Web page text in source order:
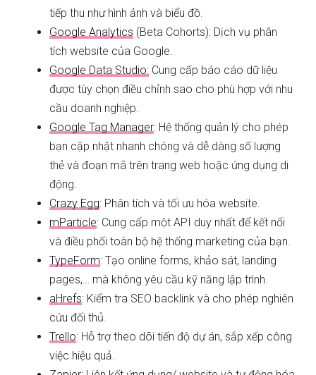
tiếp thu như hình ảnh và biểu đồ.
Google Analytics (Beta Cohorts): Dịch vụ phân
tích website của Google.
Google Data Studio: Cung cấp báo cáo dữ liệu
được tùy chọn điều chỉnh sao cho phù hợp với nhu
cầu doanh nghiệp.
Google Tag Manager: Hệ thống quản lý cho phép
bạn cập nhật nhanh chóng và dễ dàng số lượng
thẻ và đoạn mã trên trang web hoặc ứng dụng di
động.
Crazy Egg: Phân tích và tối ưu hóa website.
mParticle: Cung cấp một API duy nhất để kết nối
và điều phối toàn bộ hệ thống marketing của bạn.
TypeForm: Tạo online forms, khảo sát, landing
pages,… mà không yêu cầu kỹ năng lập trình.
aHrefs: Kiểm tra SEO backlink và cho phép nghiên
cứu đối thủ.
Trello: Hỗ trợ theo dõi tiến độ dự án, sắp xếp công
việc hiệu quả.